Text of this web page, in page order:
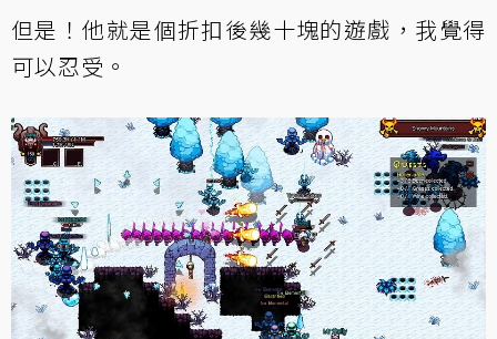
但是！他就是個折扣後幾十塊的遊戲，我覺得
可以忍受。